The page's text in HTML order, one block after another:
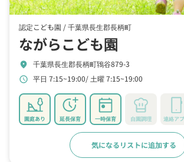
認定こども園 /千葉県長生郡長柄町
ながらこども園
location_on 千葉県長生郡長柄町鴇谷879-3
schedule 平日 7:15~19:00 土曜 7:15~19:00
園庭あり 延長保育 一時保育 自園調理 連絡ア
気になるリストに追加する